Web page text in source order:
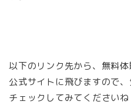
以下のリンク先から、無料
公式サイトに飛びますので
チェックしてみてくださいね